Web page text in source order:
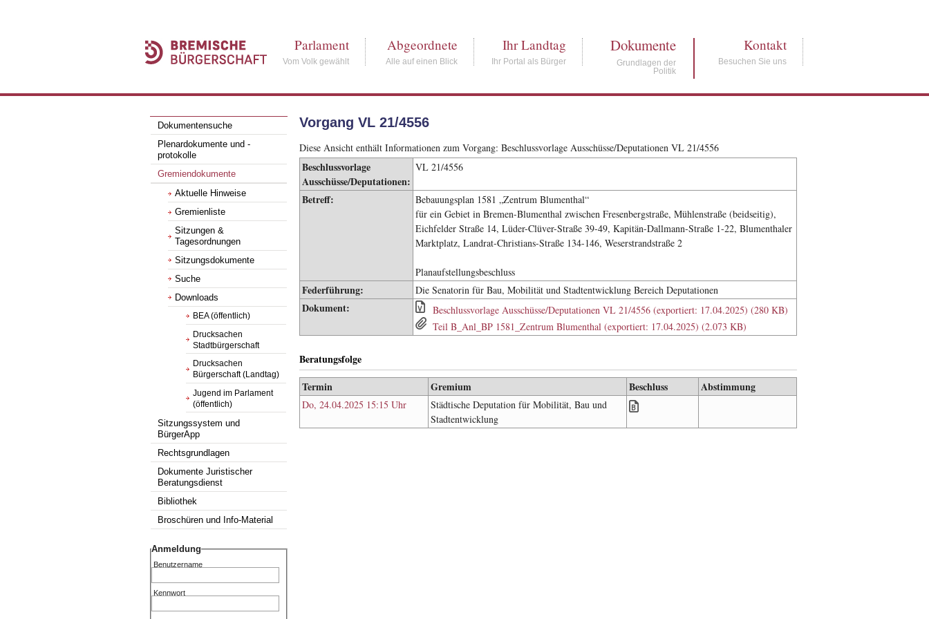
Parlament
Vom Volk gewählt
Abgeordnete
Alle auf einen Blick
Ihr Landtag
Ihr Portal als Bürger
Dokumente
Grundlagen der
Politik
Kontakt
Besuchen Sie uns
Dokumentensuche
Plenardokumente und -
protokolle
Gremiendokumente
Aktuelle Hinweise
Gremienliste
Sitzungen &
Tagesordnungen
Sitzungsdokumente
Suche
Downloads
BEA (öffentlich)
Drucksachen
Stadtbürgerschaft
Drucksachen
Bürgerschaft (Landtag)
Jugend im Parlament
(öffentlich)
Sitzungssystem und
BürgerApp
Rechtsgrundlagen
Dokumente Juristischer
Beratungsdienst
Bibliothek
Broschüren und Info-Material
Anmeldung
Benutzername
Kennwort
Vorgang VL 21/4556
Diese Ansicht enthält Informationen zum Vorgang: Beschlussvorlage Ausschüsse/Deputationen VL 21/4556
Beschlussvorlage
Ausschüsse/Deputationen:
VL 21/4556
Betreff:
Bebauungsplan 1581 „Zentrum Blumenthal“
für ein Gebiet in Bremen-Blumenthal zwischen Fresenbergstraße, Mühlenstraße (beidseitig),
Eichfelder Straße 14, Lüder-Clüver-Straße 39-49, Kapitän-Dallmann-Straße 1-22, Blumenthaler
Marktplatz, Landrat-Christians-Straße 134-146, Weserstrandstraße 2
Planaufstellungsbeschluss
Federführung: Die Senatorin für Bau, Mobilität und Stadtentwicklung Bereich Deputationen
Dokument:
Beschlussvorlage Ausschüsse/Deputationen VL 21/4556 (exportiert: 17.04.2025) (280 KB)
Teil B_Anl_BP 1581_Zentrum Blumenthal (exportiert: 17.04.2025) (2.073 KB)
Beratungsfolge
Termin
Gremium Beschluss Abstimmung
Do, 24.04.2025 15:15 Uhr
Städtische Deputation für Mobilität, Bau und
Stadtentwicklung